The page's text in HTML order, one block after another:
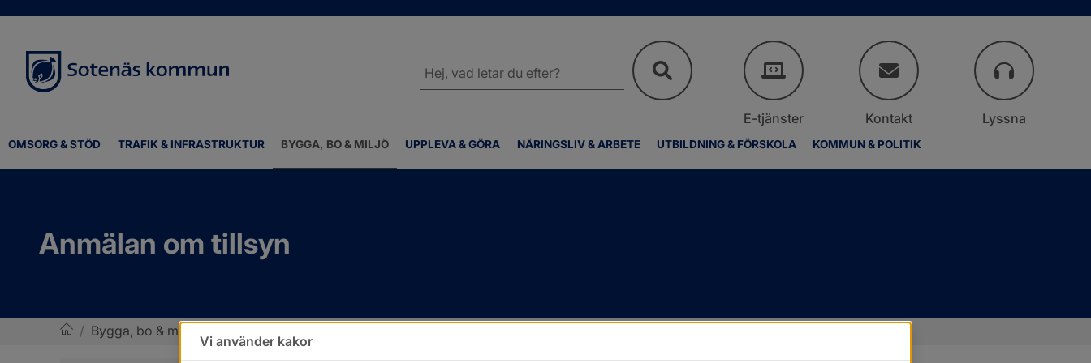
OMSORG & STÖD TRAFIK & INFRASTRUKTUR BYGGA, BO & MILJÖ UPPLEVA & GÖRA NÄRINGSLIV & ARBETE UTBILDNING & FÖRSKOLA KOMMUN & POLITIK
webbplatsen
E-tjänster Kontakt Lyssna
Anmälan om tillsyn
/ Bygga, bo & miljö
Vi använder kakor